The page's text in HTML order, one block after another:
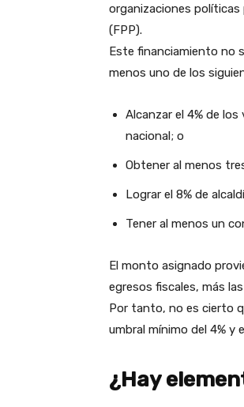
organizaciones políticas
(FPP).
Este financiamiento no
menos uno de los
Alcanzar el 4% de
nacional; o
Obtener al menos
Lograr el 8% de
Tener al menos un
El monto asignado
egresos fiscales, más
Por tanto, no es cierto
umbral mínimo del 4% y
¿Hay